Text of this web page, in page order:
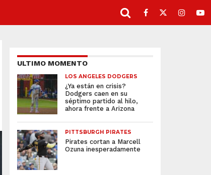
ULTIMO MOMENTO
LOS ANGELES DODGERS
¿Ya están en crisis?
Dodgers caen en su
séptimo partido al hilo,
ahora frente a Arizona
PITTSBURGH PIRATES
Pirates cortan a Marcell
Ozuna inesperadamente